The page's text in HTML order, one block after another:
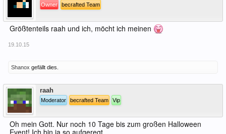
Owner becrafted Team
Größtenteils raah und ich, möcht ich meinen
19.10.15
Shanox gefällt dies.
raah
Moderator becrafted Team Vip
Oh mein Gott. Nur noch 10 Tage bis zum großen Halloween